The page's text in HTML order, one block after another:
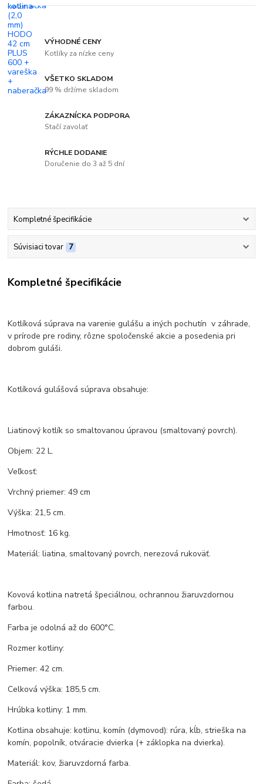
VÝHODNÉ CENY
Kotlíky za nízke ceny
VŠETKO SKLADOM
99 % držíme skladom
ZÁKAZNÍCKA PODPORA
Stačí zavolať
RÝCHLE DODANIE
Doručenie do 3 až 5 dní
Kompletné špecifikácie
Súvisiaci tovar 7
Kompletné špecifikácie
Kotlíková súprava na varenie gulášu a iných pochutín v záhrade,
v prírode pre rodiny, rôzne spoločenské akcie a posedenia pri
dobrom guláši.
Kotlíková gulášová súprava obsahuje:
Liatinový kotlík so smaltovanou úpravou (smaltovaný povrch).
Objem: 22 L.
Veľkosť:
Vrchný priemer: 49 cm
Výška: 21,5 cm.
Hmotnosť: 16 kg.
Materiál: liatina, smaltovaný povrch, nerezová rukoväť.
Kovová kotlina natretá špeciálnou, ochrannou žiaruvzdornou
farbou.
Farba je odolná až do 600°C.
Rozmer kotliny:
Priemer: 42 cm.
Celková výška: 185,5 cm.
Hrúbka kotliny: 1 mm.
Kotlina obsahuje: kotlinu, komín (dymovod): rúra, kĺb, strieška na
komín, popolník, otváracie dvierka (+ záklopka na dvierka).
Materiál: kov, žiaruvzdorná farba.